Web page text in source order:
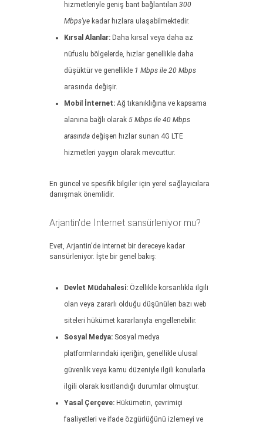
hizmetleriyle geniş bant bağlantıları 300
Mbps'ye kadar hızlara ulaşabilmektedir.
Kırsal Alanlar: Daha kırsal veya daha az
nüfuslu bölgelerde, hızlar genellikle daha
düşüktür ve genellikle 1 Mbps ile 20 Mbps
arasında değişir.
Mobil İnternet: Ağ tıkanıklığına ve kapsama
alanına bağlı olarak 5 Mbps ile 40 Mbps
arasında değişen hızlar sunan 4G LTE
hizmetleri yaygın olarak mevcuttur.
En güncel ve spesifik bilgiler için yerel sağlayıcılara
danışmak önemlidir.
Arjantin'de İnternet sansürleniyor mu?
Evet, Arjantin'de internet bir dereceye kadar
sansürleniyor. İşte bir genel bakış:
Devlet Müdahalesi: Özellikle korsanlıkla ilgili
olan veya zararlı olduğu düşünülen bazı web
siteleri hükümet kararlarıyla engellenebilir.
Sosyal Medya: Sosyal medya
platformlarındaki içeriğin, genellikle ulusal
güvenlik veya kamu düzeniyle ilgili konularla
ilgili olarak kısıtlandığı durumlar olmuştur.
Yasal Çerçeve: Hükümetin, çevrimiçi
faaliyetleri ve ifade özgürlüğünü izlemeyi ve